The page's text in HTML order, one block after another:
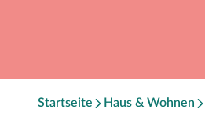
Startseite Haus & Wohnen